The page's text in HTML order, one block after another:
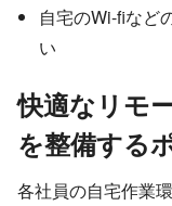
自宅のWi-fiなど
い
快適なリモ
を整備する
各社員の自宅作業